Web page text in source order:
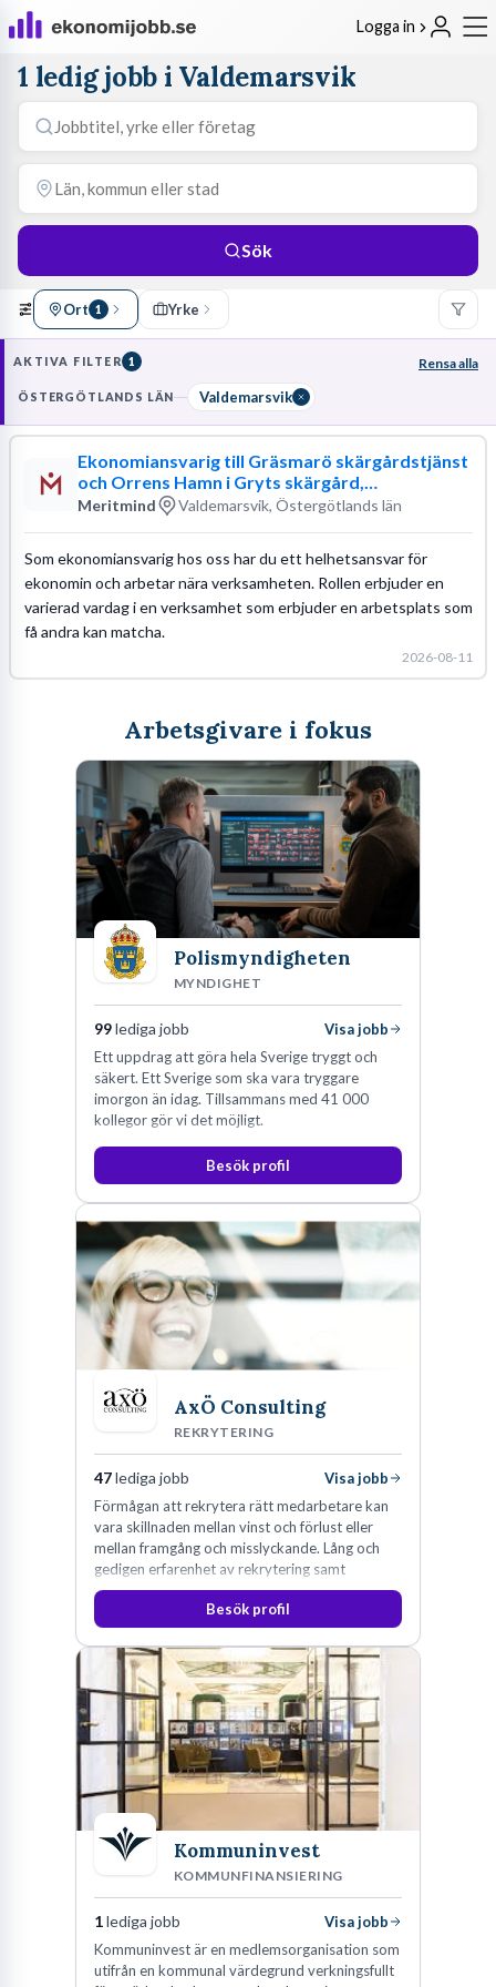
Logga in
1 ledig jobb i Valdemarsvik
Sök
Ort 1 Yrke
AKTIVA FILTER 1 Rensa alla
ÖSTERGÖTLANDS LÄN Valdemarsvik
Ekonomiansvarig till Gräsmarö skärgårdstjänst
och Orrens Hamn i Gryts skärgård,
Valdemarsvik - Meritmind
Meritmind Valdemarsvik, Östergötlands län
Som ekonomiansvarig hos oss har du ett helhetsansvar för
ekonomin och arbetar nära verksamheten. Rollen erbjuder en
varierad vardag i en verksamhet som erbjuder en arbetsplats som
få andra kan matcha.
2026-08-11
Arbetsgivare i fokus
Polismyndigheten
MYNDIGHET
99lediga jobb
Visa jobb
Ett uppdrag att göra hela Sverige tryggt och
säkert. Ett Sverige som ska vara tryggare
imorgon än idag. Tillsammans med 41 000
kollegor gör vi det möjligt.
Besök profil
AxÖ Consulting
REKRYTERING
47lediga jobb
Visa jobb
Förmågan att rekrytera rätt medarbetare kan
vara skillnaden mellan vinst och förlust eller
mellan framgång och misslyckande. Lång och
gedigen erfarenhet av rekrytering samt
konsultverksamhet har lärt oss just det.
Besök profil
Kommuninvest
KOMMUNFINANSIERING
1lediga jobb
Visa jobb
Kommuninvest är en medlemsorganisation som
utifrån en kommunal värdegrund verkningsfullt